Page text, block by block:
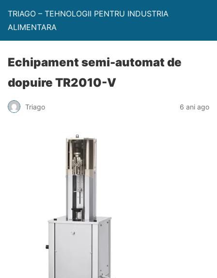
TRIAGO – TEHNOLOGII PENTRU INDUSTRIA
ALIMENTARA
Echipament semi-automat de
dopuire TR2010-V
Triago 6 ani ago